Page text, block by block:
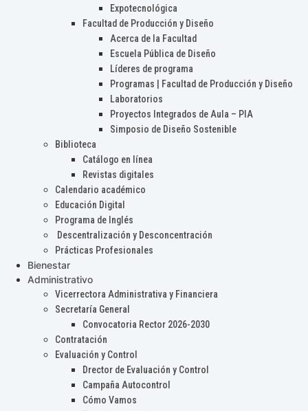
Expotecnológica
Facultad de Producción y Diseño
Acerca de la Facultad
Escuela Pública de Diseño
Líderes de programa
Programas | Facultad de Producción y Diseño
Laboratorios
Proyectos Integrados de Aula – PIA
Simposio de Diseño Sostenible
Biblioteca
Catálogo en línea
Revistas digitales
Calendario académico
Educación Digital
Programa de Inglés
Descentralización y Desconcentración
Prácticas Profesionales
Bienestar
Administrativo
Vicerrectora Administrativa y Financiera
Secretaría General
Convocatoria Rector 2026-2030
Contratación
Evaluación y Control
Drector de Evaluación y Control
Campaña Autocontrol
Cómo Vamos